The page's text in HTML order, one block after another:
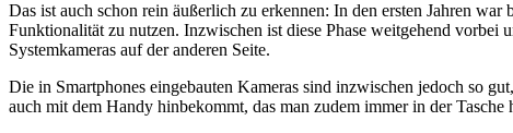
Das ist auch schon rein äußerlich zu erkennen: In den ersten Jahren
Funktionalität zu nutzen. Inzwischen ist diese Phase weitgehend vorbei
Systemkameras auf der anderen Seite.
Die in Smartphones eingebauten Kameras sind inzwischen jedoch so
auch mit dem Handy hinbekommt, das man zudem immer in der Tasche